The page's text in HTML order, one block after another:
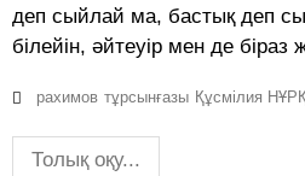
деп сыйлай ма, бастық деп
білейін, әйтеуір мен де біраз
рахимов тұрсынғазы Құсмілия
Толық оқу...